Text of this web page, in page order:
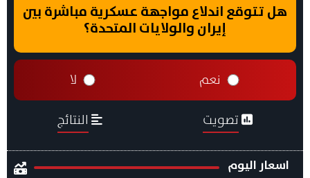
هل تتوقع اندلاع مواجهة عسكرية مباشرة بين
إيران والولايات المتحدة؟
نعم لا
تصويت النتائج
اسعار اليوم